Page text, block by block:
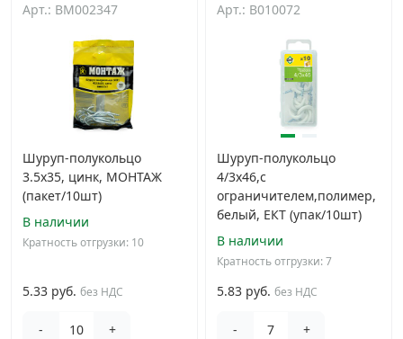
Арт.: BM002347
Шуруп-полукольцо
3.5x35, цинк, МОНТАЖ
(пакет/10шт)
В наличии
Кратность отгрузки: 10
5.33 руб. без НДС
- +
Арт.: B010072
Шуруп-полукольцо
4/3х46,с
ограничителем,полимер,
белый, ЕКТ (упак/10шт)
В наличии
Кратность отгрузки: 7
5.83 руб. без НДС
- +